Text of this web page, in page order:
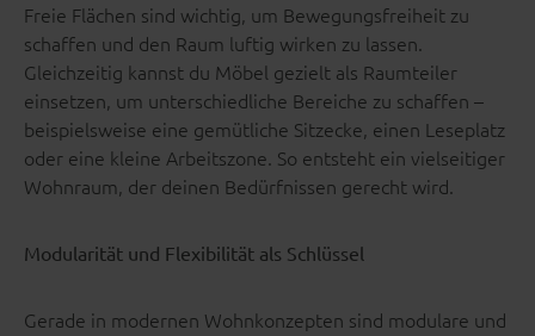
Freie Flächen sind wichtig, um Bewegungsfreiheit zu
schaffen und den Raum luftig wirken zu lassen.
Gleichzeitig kannst du Möbel gezielt als Raumteiler
einsetzen, um unterschiedliche Bereiche zu schaffen –
beispielsweise eine gemütliche Sitzecke, einen Leseplatz
oder eine kleine Arbeitszone. So entsteht ein vielseitiger
Wohnraum, der deinen Bedürfnissen gerecht wird.
Modularität und Flexibilität als Schlüssel
Gerade in modernen Wohnkonzepten sind modulare und